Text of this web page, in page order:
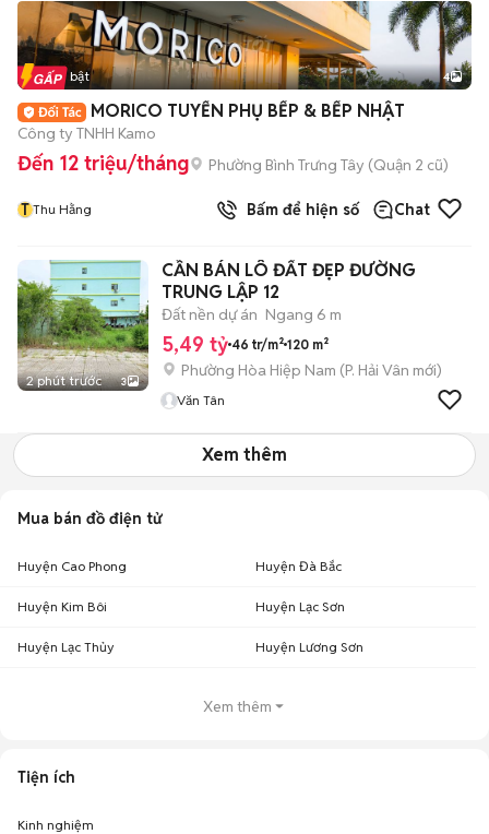
Tin nổi bật 4
MORICO TUYỂN PHỤ BẾP & BẾP NHẬT
Công ty TNHH Kamo
Đến 12 triệu/tháng Phường Bình Trưng Tây (Quận 2 cũ)
T Thu Hằng Bấm để hiện số Chat
2 phút trước 3
CẦN BÁN LÔ ĐẤT ĐẸP ĐƯỜNG
TRUNG LẬP 12
Đất nền dự án Ngang 6 m
5,49 tỷ 46 tr/m² 120 m²
Phường Hòa Hiệp Nam (P. Hải Vân mới)
Văn Tân
Xem thêm
Mua bán đồ điện tử
Huyện Cao Phong Huyện Đà Bắc
Huyện Kim Bôi Huyện Lạc Sơn
Huyện Lạc Thủy Huyện Lương Sơn
Xem thêm
Tiện ích
Kinh nghiệm